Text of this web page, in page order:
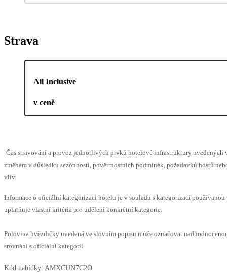
Strava
All Inclusive
v ceně
Čas stravování a provoz jednotlivých prvků hotelové infrastruktury uvedených
změnám v důsledku sezónnosti, povětrnostních podmínek, požadavků hostů
vliv.
Informace o oficiální kategorizaci hotelu je v souladu s kategorizací používanou
uplatňuje vlastní kritéria pro udělení konkrétní kategorie.
Polovina hvězdičky uvedená ve slovním popisu může označovat
srovnání s oficiální kategorií.
Kód nabídky: AMXCUN7C2O